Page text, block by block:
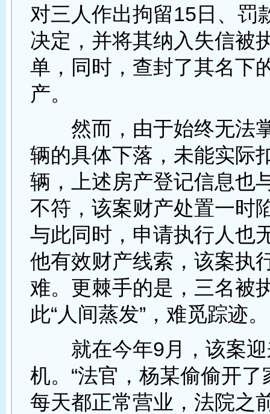
对三人作出拘留15日、罚
决定，并将其纳入失信被
单，同时，查封了其名下
产。
然而，由于始终无法
辆的具体下落，未能实际
辆，上述房产登记信息也
不符，该案财产处置一时
与此同时，申请执行人也
他有效财产线索，该案执
难。更棘手的是，三名被
此“人间蒸发”，难觅踪迹。
就在今年9月，该案迎
机。“法官，杨某偷偷开了
每天都正常营业，法院之